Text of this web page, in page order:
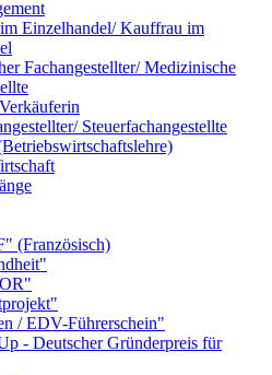
Einzelhandel/ Kauffrau im
Fachangestellter/ Medizinische
Steuerfachangestellte
(Französisch)
/ EDV-Führerschein"
- Deutscher Gründerpreis für